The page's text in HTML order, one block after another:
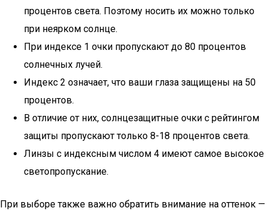
процентов света. Поэтому носить их можно только
при неярком солнце.
При индексе 1 очки пропускают до 80 процентов
солнечных лучей.
Индекс 2 означает, что ваши глаза защищены на 50
процентов.
В отличие от них, солнцезащитные очки с рейтингом
защиты пропускают только 8-18 процентов света.
Линзы с индексным числом 4 имеют самое высокое
светопропускание.
При выборе также важно обратить внимание на оттенок —